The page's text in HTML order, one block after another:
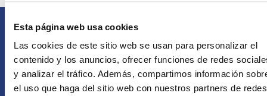
Esta página web usa cookies
Las cookies de este sitio web se usan para personalizar el
contenido y los anuncios, ofrecer funciones de redes
y analizar el tráfico. Además, compartimos información
el uso que haga del sitio web con nuestros partners de redes
Atención Postventa
+51 958418476